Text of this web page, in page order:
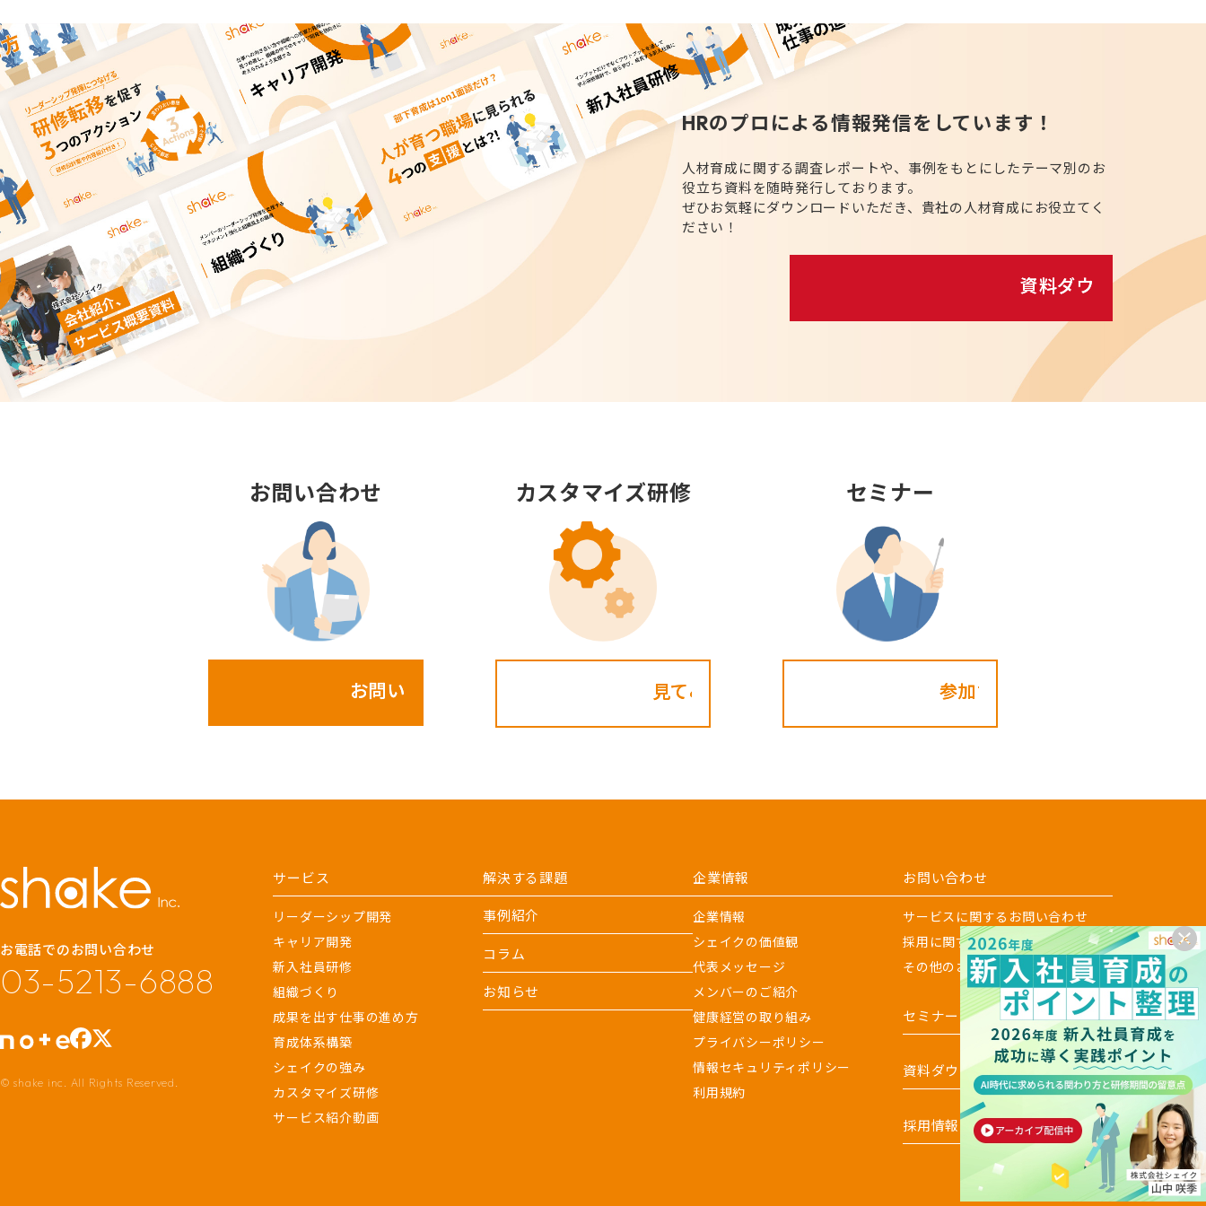
HRのプロによる情報発信をしています！
人材育成に関する調査レポートや、事例をもとにしたテーマ別のお
役立ち資料を随時発行しております。
ぜひお気軽にダウンロードいただき、貴社の人材育成にお役立てく
ださい！
資料ダウンロード
お問い合わせ
お問い合わせ
カスタマイズ研修 セミナー
お電話でのお問い合わせ
03-5213-6888
© shake inc. All Rights Reserved.
サービス
リーダーシップ開発
キャリア開発
新入社員研修
組織づくり
成果を出す仕事の進め方
育成体系構築
シェイクの強み
カスタマイズ研修
サービス紹介動画
解決する課題
事例紹介
コラム
お知らせ
企業情報
企業情報
シェイクの価値観
代表メッセージ
メンバーのご紹介
健康経営の取り組み
プライバシーポリシー
情報セキュリティポリシー
利用規約
お問い合わせ
サービスに関するお問い合わせ
採用に関するお問い合わせ
その他のお問い合わせ
セミナー
資料ダウンロード
採用情報